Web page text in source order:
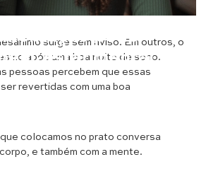
pode
estar mental
surge sem aviso. Em outros, o
após uma boa noite de sono.
pessoas percebem que essas
revertidas com uma boa
colocamos no prato conversa
e também com a mente.